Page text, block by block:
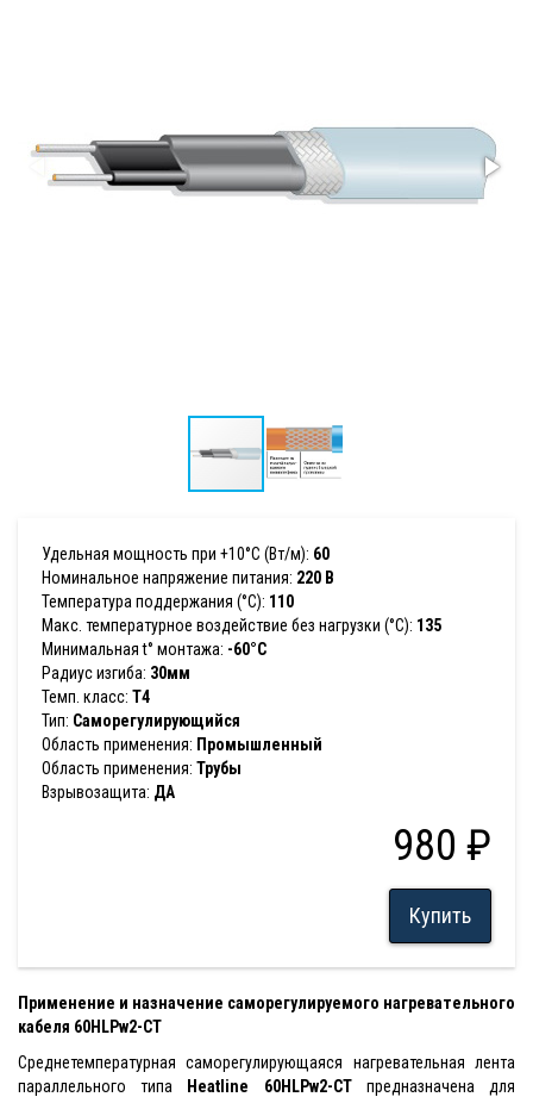
Удельная мощность при +10°С (Вт/м): 60
Номинальное напряжение питания: 220 В
Температура поддержания (°С): 110
Макс. температурное воздействие без нагрузки (°С): 135
Минимальная t° монтажа: -60°С
Радиус изгиба: 30мм
Темп. класс: T4
Тип: Саморегулирующийся
Область применения: Промышленный
Область применения: Трубы
Взрывозащита: ДА
980 ₽
Купить
Применение и назначение саморегулируемого нагревательного
кабеля 60HLPw2-CT
Cреднетемпературная саморегулирующаяся нагревательная лента
параллельного типа
Heatline 60HLPw2-CTпредназначена для